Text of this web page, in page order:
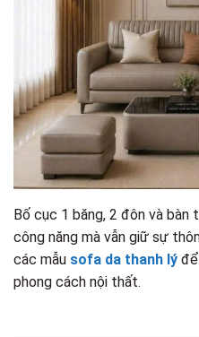
Bố cục 1 băng, 2 đôn và bàn
công năng mà vẫn giữ sự
các mẫu sofa da thanh lý
phong cách nội thất.